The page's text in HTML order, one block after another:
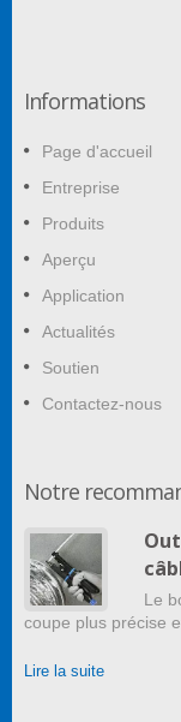
Informations
Page d'accueil
Entreprise
Produits
Aperçu
Application
Actualités
Soutien
Contactez-nous
Notre
Le
coupe plus précise
Lire la suite